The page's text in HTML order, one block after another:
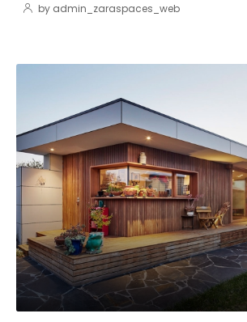
by admin_zaraspaces_web